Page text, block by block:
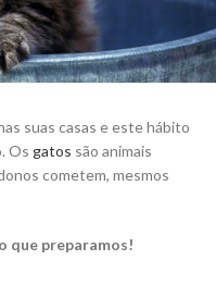
suas casas e este hábito
Os gatos são animais
cometem, mesmos
que preparamos!